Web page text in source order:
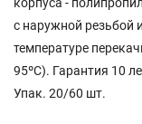
корпуса -
с наружной резьбой
температуре
95ºС). Гарантия 10
Упак. 20/60 шт.